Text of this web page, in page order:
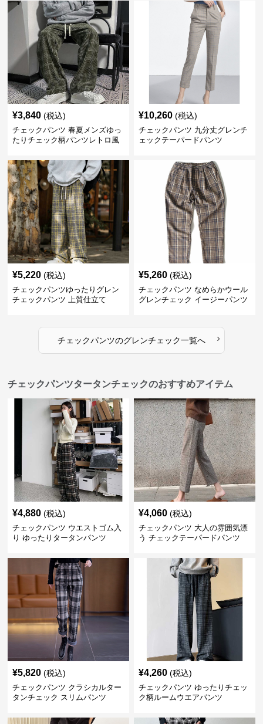
¥3,840 (税込)
チェックパンツ 春夏メンズゆっ
たりチェック柄パンツレトロ風
¥10,260 (税込)
チェックパンツ 九分丈グレンチ
ェックテーパードパンツ
¥5,220 (税込)
チェックパンツゆったりグレン
チェックパンツ 上質仕立て
¥5,260 (税込)
チェックパンツ なめらかウール
グレンチェック イージーパンツ
チェックパンツのグレンチェック一覧へ ›
チェックパンツタータンチェックのおすすめアイテム
¥4,880 (税込)
チェックパンツ ウエストゴム入
り ゆったりタータンパンツ
¥4,060 (税込)
チェックパンツ 大人の雰囲気漂
う チェックテーパードパンツ
¥5,820 (税込)
チェックパンツ クラシカルター
タンチェック スリムパンツ
¥4,260 (税込)
チェックパンツ ゆったりチェッ
ク柄ルームウエアパンツ